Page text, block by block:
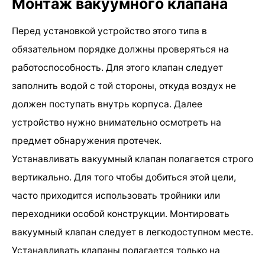
Монтаж вакуумного клапана
Перед установкой устройство этого типа в
обязательном порядке должны проверяться на
работоспособность. Для этого клапан следует
заполнить водой с той стороны, откуда воздух не
должен поступать внутрь корпуса. Далее
устройство нужно внимательно осмотреть на
предмет обнаружения протечек.
Устанавливать вакуумный клапан полагается строго
вертикально. Для того чтобы добиться этой цели,
часто приходится использовать тройники или
переходники особой конструкции. Монтировать
вакуумный клапан следует в легкодоступном месте.
Устанавливать клапаны полагается только на